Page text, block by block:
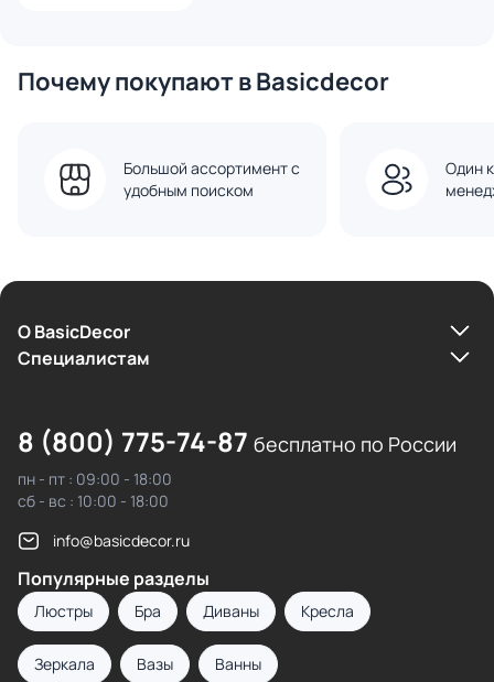
Почему покупают в Basicdecor
Большой ассортимент с
удобным поиском
Один
О BasicDecor
Cпециалистам
8 (800) 775-74-87 бесплатно по России
пн - пт : 09:00 - 18:00
сб - вс : 10:00 - 18:00
info@basicdecor.ru
Популярные разделы
Люстры Бра Диваны Кресла
Зеркала Вазы Ванны